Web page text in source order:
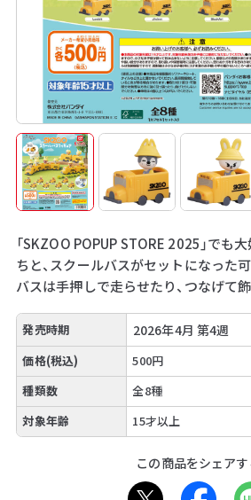
「SKZOO POPUP STORE 2025」でも
ちと、スクールバスがセットになった
バスは手押しで走らせたり、つなげて
発売時期 2026年4月 第4週
価格(税込)
500円
種類数
全8種
対象年齢
15才以上
この商品をシェアす